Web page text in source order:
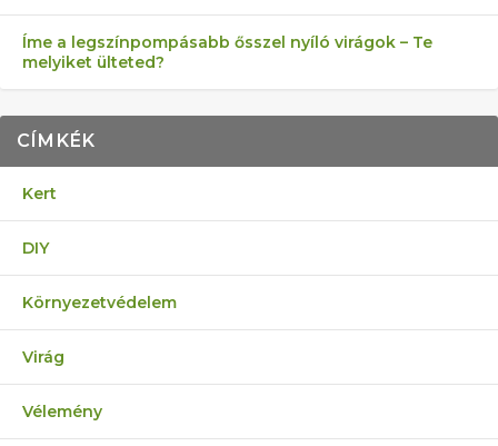
Íme a legszínpompásabb ősszel nyíló virágok – Te
melyiket ülteted?
CÍMKÉK
Kert
DIY
Környezetvédelem
Virág
Vélemény